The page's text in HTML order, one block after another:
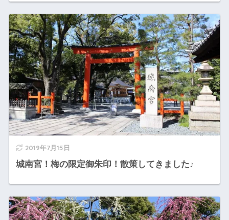
2019年7月15日
城南宮！梅の限定御朱印！散策してきました♪